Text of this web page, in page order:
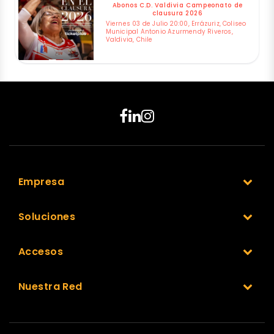
Abonos C.D. Valdivia Campeonato de
clausura 2026
Viernes 03 de Julio 20:00, Errázuriz, Coliseo
Municipal Antonio Azurmendy Riveros,
Valdivia, Chile
Empresa
Soluciones
Accesos
Nuestra Red